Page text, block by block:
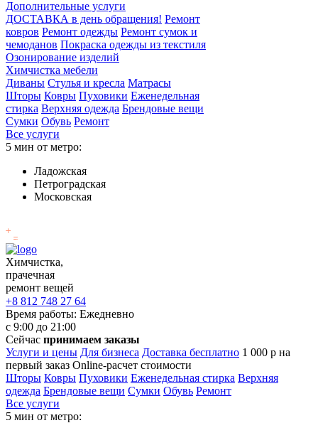
Дополнительные услуги
ДОСТАВКА в день обращения! Ремонт
ковров Ремонт одежды Ремонт сумок и
чемоданов Покраска одежды из текстиля
Озонирование изделий
Химчистка мебели
Диваны Стулья и кресла Матрасы
Шторы Ковры Пуховики Еженедельная
стирка Верхняя одежда Брендовые вещи
Сумки Обувь Ремонт
Все услуги
5 мин от метро:
Ладожская
Петроградская
Московская
Химчистка,
прачечная
ремонт вещей
+8 812 748 27 64
Время работы: Ежедневно
с 9:00 до 21:00
Сейчас принимаем заказы
Услуги и цены Для бизнеса Доставка бесплатно 1 000 р на
первый заказ Online-расчет стоимости
Шторы Ковры Пуховики Еженедельная стирка Верхняя
одежда Брендовые вещи Сумки Обувь Ремонт
Все услуги
5 мин от метро: